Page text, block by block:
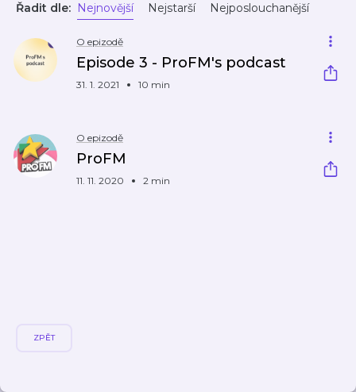
Řadit dle: Nejnovější Nejstarší Nejposlouchanější
O epizodě
Episode 3 - ProFM's podcast
31. 1. 2021 10 min
O epizodě
ProFM
11. 11. 2020 2 min
ZPĚT